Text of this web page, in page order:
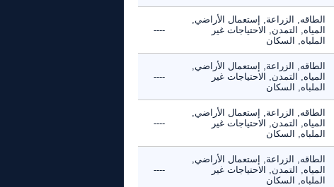
الطاقه, الزراعة, إستعمال الأراضي,
المياه, التمدن, الاحتياجات غير
الملباه, السكان
----
الطاقه, الزراعة, إستعمال الأراضي,
المياه, التمدن, الاحتياجات غير
الملباه, السكان
----
الطاقه, الزراعة, إستعمال الأراضي,
المياه, التمدن, الاحتياجات غير
الملباه, السكان
----
الطاقه, الزراعة, إستعمال الأراضي,
المياه, التمدن, الاحتياجات غير
الملباه, السكان
----